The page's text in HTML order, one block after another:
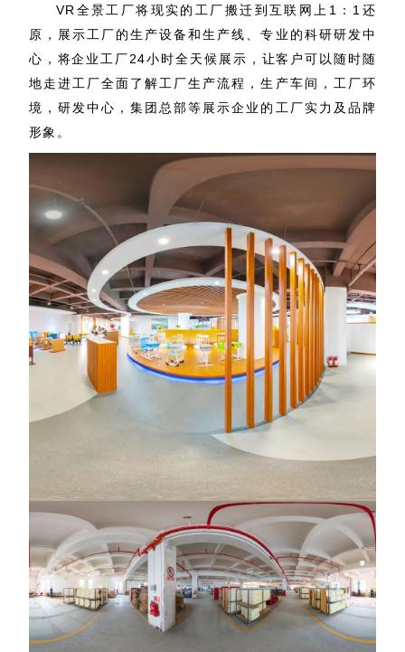
VR全景工厂将现实的工厂搬迁到互联网上1：1还
原，展示工厂的生产设备和生产线、专业的科研研发中
心，将企业工厂24小时全天候展示，让客户可以随时随
地走进工厂全面了解工厂生产流程，生产车间，工厂环
境，研发中心，集团总部等展示企业的工厂实力及品牌
形象。